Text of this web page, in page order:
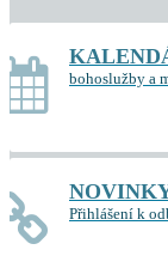
bohoslužby a
Přihlášení k